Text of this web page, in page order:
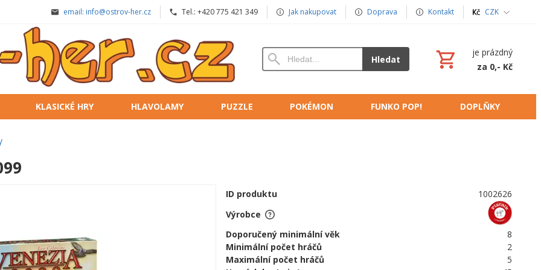
email: info@ostrov-her.cz Tel.: +420 775 421 349 Jak nakupovat Doprava Kontakt CZK
Hledat
je prázdný
za 0,- Kč
KLASICKÉ HRY HLAVOLAMY PUZZLE POKÉMON FUNKO POP! DOPLŇKY
ID produktu
1002626
Výrobce
Doporučený minimální věk
8
Minimální počet hráčů
2
Maximální počet hráčů
5